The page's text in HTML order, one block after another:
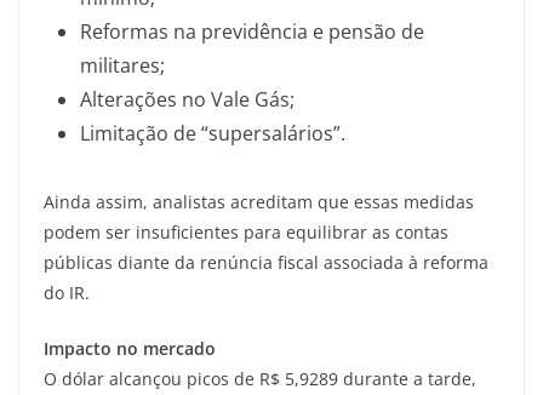
Reformas na previdência e pensão de
militares;
Alterações no Vale Gás;
Limitação de “supersalários”.
Ainda assim, analistas acreditam que essas medidas
podem ser insuficientes para equilibrar as contas
públicas diante da renúncia fiscal associada à reforma
do IR.
Impacto no mercado
O dólar alcançou picos de R$ 5,9289 durante a tarde,